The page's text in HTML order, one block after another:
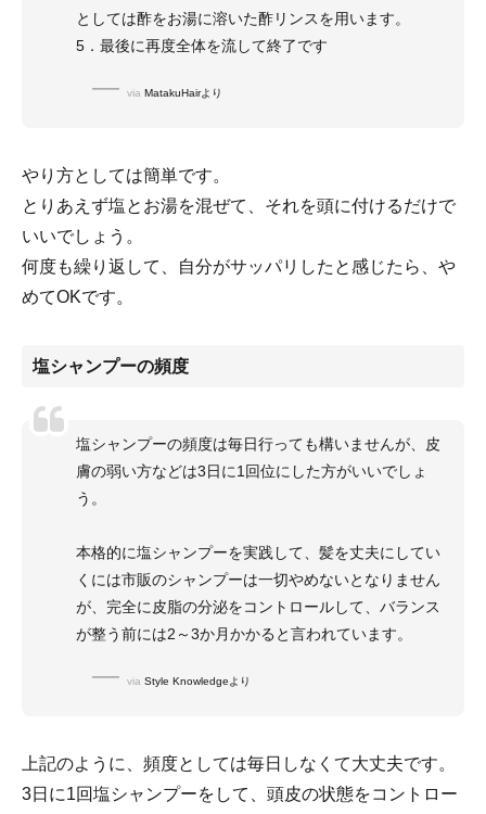
としては酢をお湯に溶いた酢リンスを用います。
5．最後に再度全体を流して終了です
via MatakuHairより
やり方としては簡単です。
とりあえず塩とお湯を混ぜて、それを頭に付けるだけで
いいでしょう。
何度も繰り返して、自分がサッパリしたと感じたら、や
めてOKです。
塩シャンプーの頻度
塩シャンプーの頻度は毎日行っても構いませんが、皮
膚の弱い方などは3日に1回位にした方がいいでしょ
う。
本格的に塩シャンプーを実践して、髪を丈夫にしてい
くには市販のシャンプーは一切やめないとなりません
が、完全に皮脂の分泌をコントロールして、バランス
が整う前には2～3か月かかると言われています。
via Style Knowledgeより
上記のように、頻度としては毎日しなくて大丈夫です。
3日に1回塩シャンプーをして、頭皮の状態をコントロー